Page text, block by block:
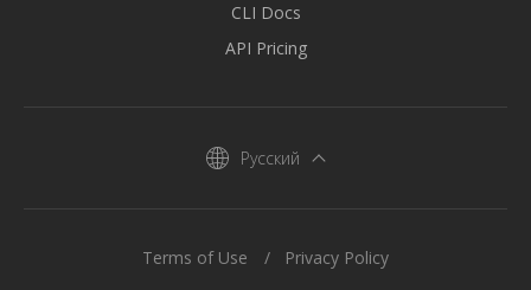
CLI Docs
API Pricing
Русский
Terms of Use Privacy Policy